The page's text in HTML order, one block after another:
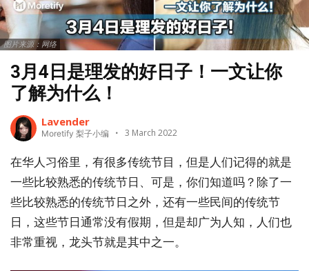
图片来源：网络
3月4日是理发的好日子！一文让你
了解为什么！
Lavender
Moretify 梨子小编 3 March 2022
在华人习俗里，有很多传统节目，但是人们记得的就是
一些比较熟悉的传统节日、可是，你们知道吗？除了一
些比较熟悉的传统节日之外，还有一些民间的传统节
日，这些节日通常没有假期，但是却广为人知，人们也
非常重视，龙头节就是其中之一。